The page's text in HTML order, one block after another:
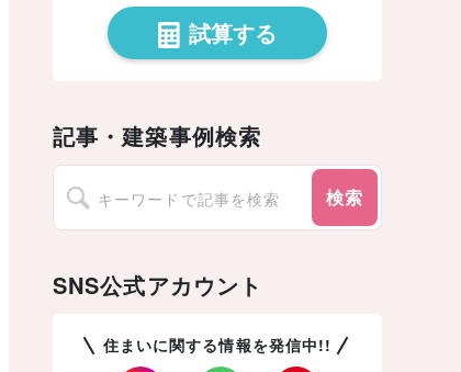
試算する
記事・建築事例検索
検索
SNS公式アカウント
住まいに関する情報を発信中!!